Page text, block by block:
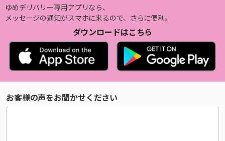
ゆめデリバリー専用アプリなら、
メッセージの通知がスマホに来るので、さらに便利。
ダウンロードはこちら
お客様の声をお聞かせください